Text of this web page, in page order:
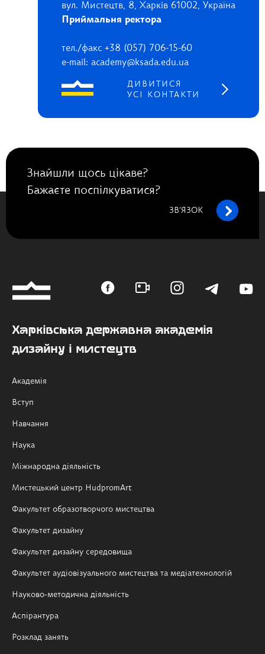
вул. Мистецтв, 8, Харків 61002, Україна
Приймальня ректора
тел./факс +38 (057) 706-15-60
e-mail: academy@ksada.edu.ua
ДИВИТИСЯ
УСІ КОНТАКТИ
Знайшли щось цікаве?
Бажаєте поспілкуватися?
ЗВ’ЯЗОК
Харківська державна академія
дизайну і мистецтв
Академія
Вступ
Навчання
Наука
Міжнародна діяльність
Мистецький центр HudpromArt
Факультет образотворчого мистецтва
Факультет дизайну
Факультет дизайну середовища
Факультет аудіовізуального мистецтва та медіатехнологій
Науково-методична діяльність
Аспірантура
Розклад занять